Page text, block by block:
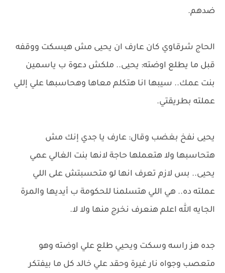
ضدهم.
الحاج شرقاوي كان عارف ان يحيى مش هيسكت ووقفه
قبل ما يطلع اوضته: يحيى.. ملكش دعوة ب ياسمين
بنت عمك.. سيبها انا هتكلم معاها وهحاسبها علي إللي
عملته بطريقتي.
يحيى نفخ بغضب وقال: عارف يا جدي إنك مش
هتحاسبها ولا هتعملها حاجة لانها بنت الغالي عمي
يحيى.. بس لازم تعرف انها لو متحسبتش على اللي
عملته ده.. هي اللي هتسلمنا للحكومة ب أيديها والمرة
الجايه الله اعلم هنعرف نخرج منها ولا لا.
جده هز راسه وسكت ويحيي طلع علي اوضته وهو
متعصب وجواه نار غيرة وحقد علي خالد كل ما بيفتكر